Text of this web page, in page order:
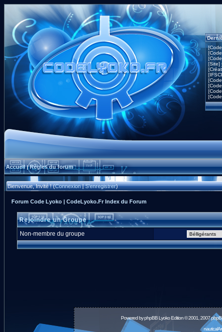
[Site]
Accueil|Règles du forum
Bienvenue, Invité ! (Connexion|S'enregistrer)
Forum Code Lyoko | CodeLyoko.Fr Index du Forum
Rejoindre un Groupe
Non-membre du groupe
Powered byphpBBLyoko Edition © 2001, 2007